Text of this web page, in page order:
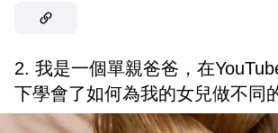
2. 我是一個單親爸爸，在
下學會了如何為我的女兒做不同